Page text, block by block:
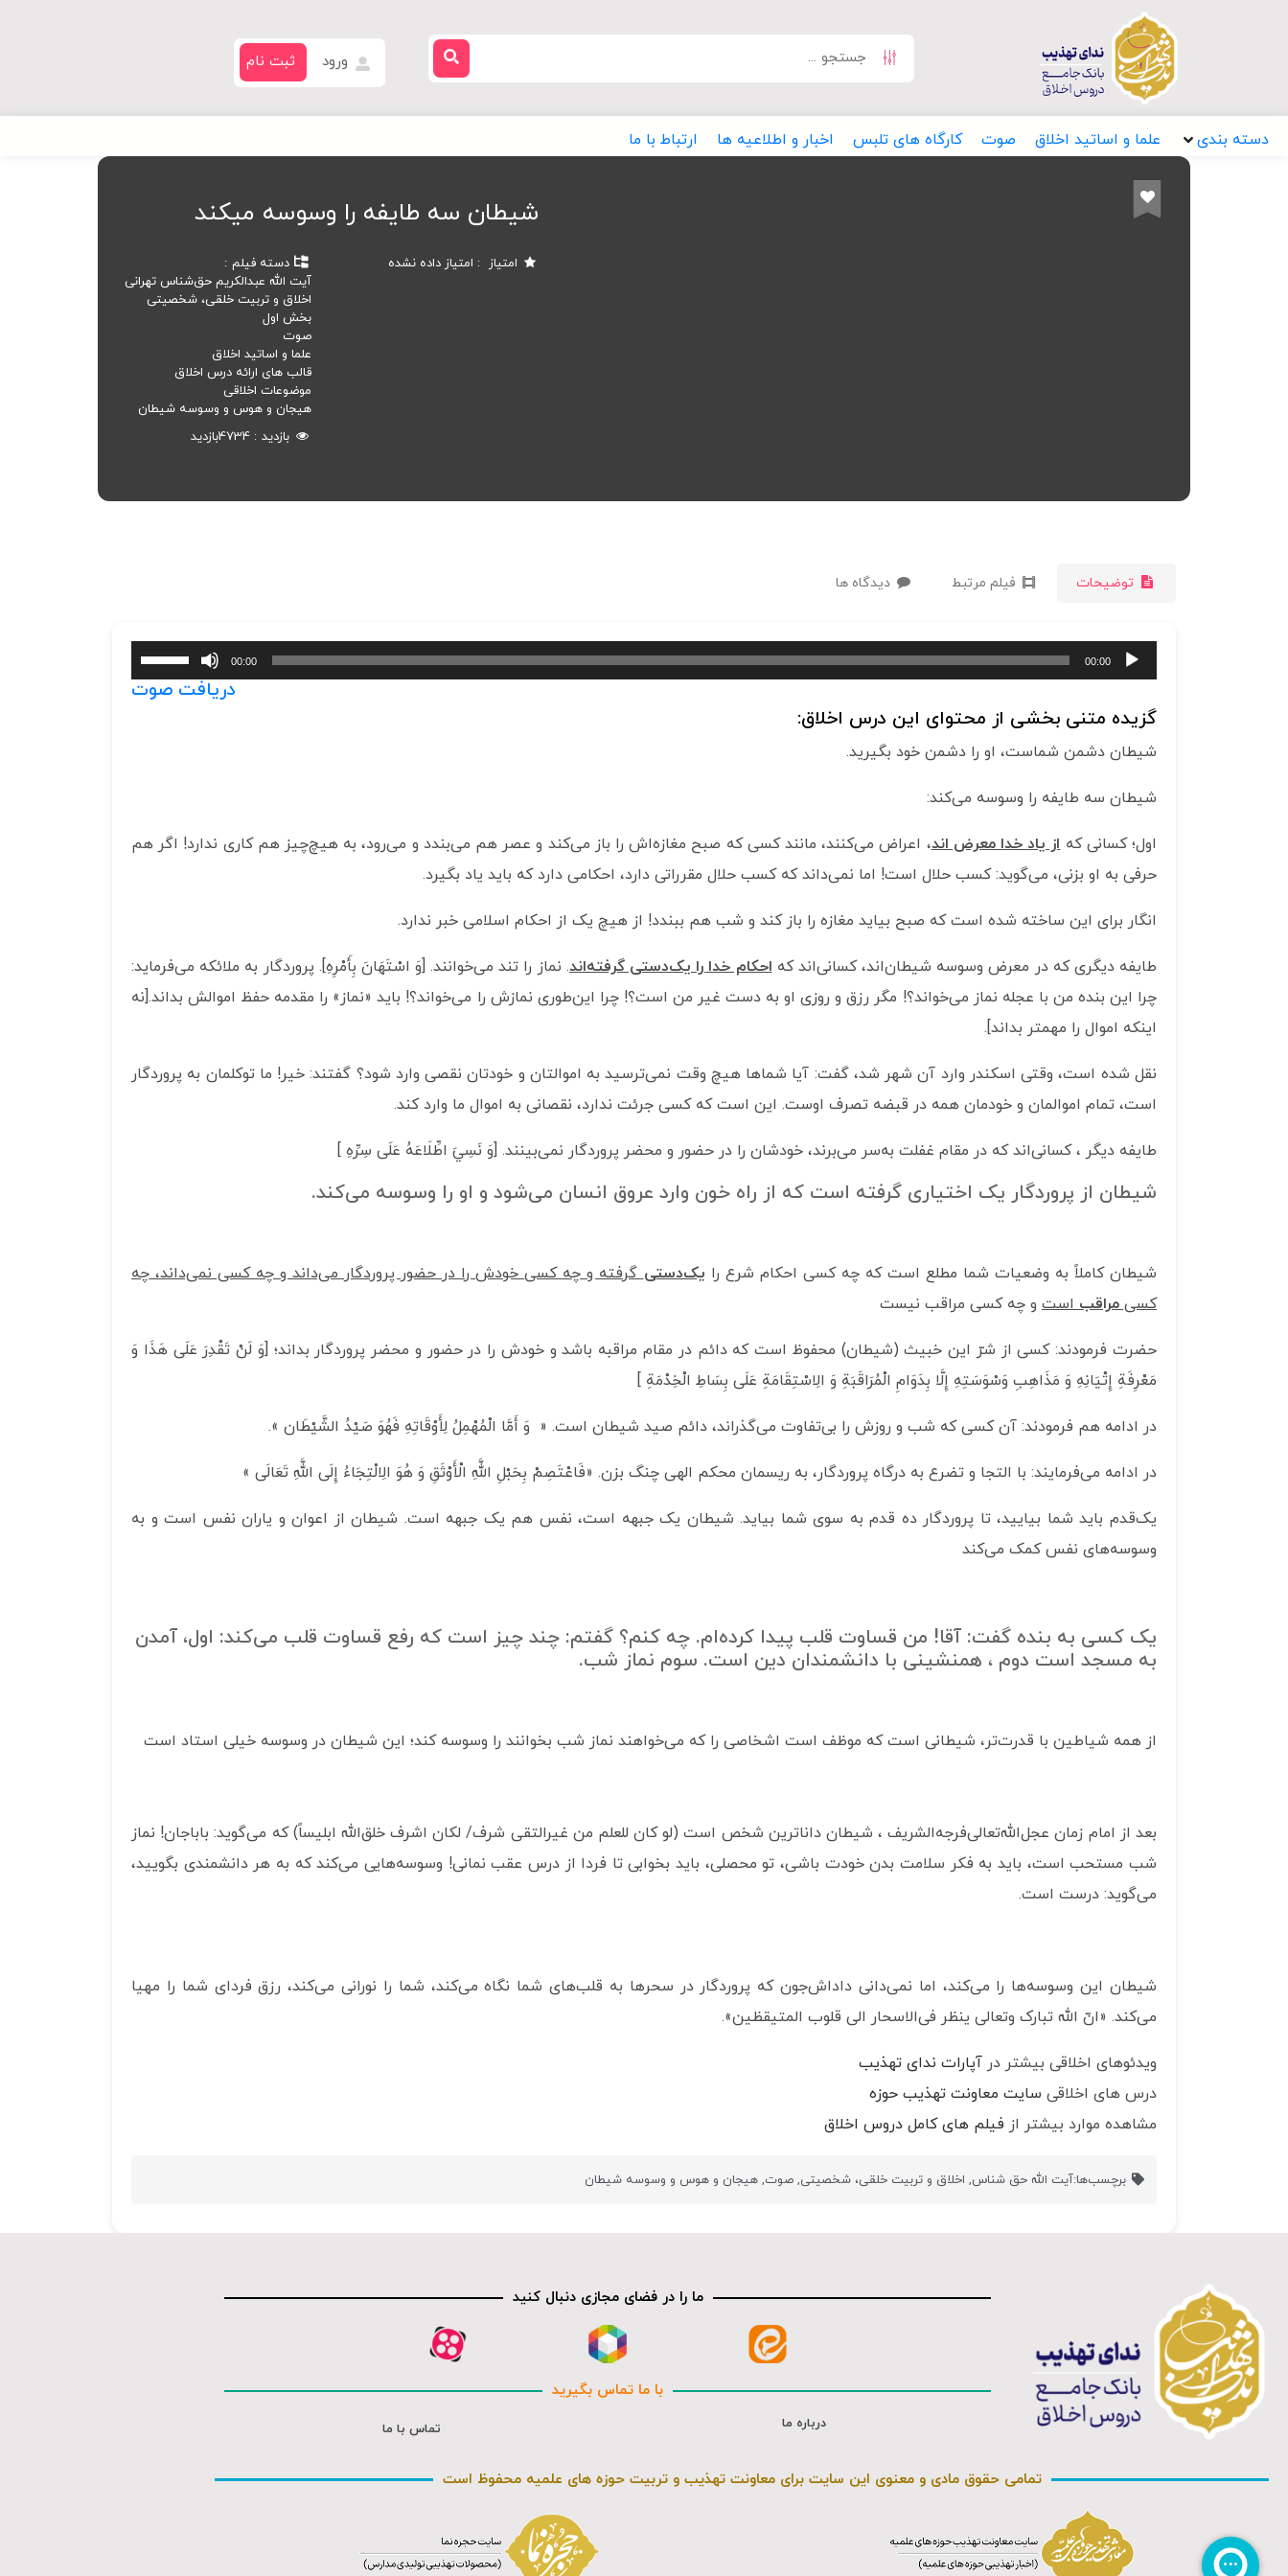
ورود ثبت نام
دسته بندی علما و اساتید اخلاق صوت کارگاه های تلبس اخبار و اطلاعیه ها ارتباط با ما
شیطان سه طایفه را وسوسه میکند
امتیاز امتیاز داده نشده
دسته فیلم
آیت الله عبدالکریم حق‌شناس تهرانی
اخلاق و تربیت خلقی، شخصیتی
بخش اول
صوت
علما و اساتید اخلاق
قالب های ارائه درس اخلاق
موضوعات اخلاقی
هیجان و هوس و وسوسه شیطان
بازدید
4734بازدید
توضیحات فیلم مرتبط دیدگاه ها
پخش‌کننده
صوت
00:00
00:00
یا
پایین
دریافت صوت
گزیده متنی بخشی از محتوای این درس اخلاق:
شیطان دشمن شماست، او را دشمن خود بگیرید.
شیطان سه طایفه را وسوسه می‌کند:
اول؛ کسانی کهاز یاد خدا معرض اند، اعراض می‌کنند، مانند کسی که صبح مغازه‌اش را باز می‌کند و عصر هم می‌بندد و می‌رود، به هیچ‌‌چیز هم کاری ندارد! اگر هم
حرفی به او بزنی، می‌گوید: کسب حلال است! اما نمی‌داند که کسب حلال مقرراتی دارد، احکامی دارد که باید یاد بگیرد.
انگار برای این ساخته شده است که صبح بیاید مغازه را باز کند و شب هم ببندد! از هیچ یک از احکام اسلامی خبر ندارد.
طایفه دیگری که در معرض وسوسه شیطان‌اند، کسانی‌اند کهاحکام خدا را یک‌دستی گرفته‌اند. نماز را تند می‌خوانند. [وَ اسْتَهَانَ بِأَمْرِهِ]. پروردگار به ملائکه می‌فرماید:
چرا این بنده من با عجله نماز می‌خواند؟! مگر رزق و روزی او به دست غیر من است؟! چرا این‌طوری نمازش را می‌خواند؟! باید «نماز» را مقدمه حفظ اموالش بداند.[نه
اینکه اموال را مهمتر بداند].
نقل شده است، وقتی اسکندر وارد آن شهر شد، گفت: آیا شماها هیچ وقت نمی‌ترسید به اموالتان و خودتان نقصی وارد شود؟ گفتند: خیر! ما توکلمان به پروردگار
است، تمام اموالمان و خودمان همه در قبضه تصرف اوست. این است که کسی جرئت ندارد، نقصانی به اموال ما وارد کند.
طایفه دیگر ، کسانی‌اند که در مقام غفلت به‌سر می‌برند، خودشان را در حضور و محضر پروردگار نمی‌بینند. [وَ نَسِيَ اطِّلَاعَهُ عَلَى سِرِّهِ ]
شیطان از پروردگار یک اختیاری گرفته است که از راه خون وارد عروق انسان می‌شود و او را وسوسه می‌کند.
شیطان کاملاً به وضعیات شما مطلع است که چه کسی احکام شرع را یک‌دستیگرفته و چه کسی خودش را در حضور پروردگار می‌داند و چه کسی نمی‌داند، چه
کسیمراقباست و چه کسی مراقب نیست
حضرت فرمودند: کسی از شرّ این خبیث (شیطان) محفوظ است که دائم در مقام مراقبه باشد و خودش را در حضور و محضر پروردگار بداند؛ [وَ لَنْ تَقْدِرَ عَلَى هَذَا وَ
مَعْرِفَةِ إِتْيَانِهِ وَ مَذَاهِبِ وَسْوَسَتِهِ إِلَّا بِدَوَامِ الْمُرَاقَبَةِ وَ الِاسْتِقَامَةِ عَلَى بِسَاطِ الْخِدْمَةِ ]
در ادامه هم فرمودند: آن کسی که شب و روزش را بی‌تفاوت می‌گذراند، دائم صید شیطان است. « وَ أَمَّا الْمُهْمِلُ‏ لِأَوْقَاتِهِ‏ فَهُوَ صَيْدُ الشَّيْطَان‏ ».
در ادامه می‌فرمایند: با التجا و تضرع به درگاه پروردگار، به ریسمان محکم الهی چنگ بزن. «فَاعْتَصِمْ بِحَبْلِ اللَّهِ الْأَوْثَقِ وَ هُوَ الِالْتِجَاءُ إِلَى اللَّهِ تَعَالَى‏ »
یک‌قدم باید شما بیایید، تا پروردگار ده قدم به سوی شما بیاید. شیطان یک جبهه است، نفس هم یک جبهه است. شیطان از اعوان و یاران نفس است و به
وسوسه‌های نفس کمک می‌کند
یک کسی به بنده گفت: آقا! من قساوت قلب پیدا کرده‌ام. چه کنم؟ گفتم: چند چیز است که رفع قساوت قلب می‌کند: اول، آمدن
به مسجد است دوم ، همنشینی با دانشمندان دین است. سوم نماز شب.
از همه شیاطین با قدرت‌تر، شیطانی است که موظف است اشخاصی را که می‌خواهند نماز شب بخوانند را وسوسه کند؛ این شیطان در وسوسه خیلی استاد است
بعد از امام زمان عجل‌الله‌تعالی‌فرجه‌الشریف ، شیطان داناترین شخص است (لو کان للعلم من غیرالتقی شرف/ لکان اشرف خلق‌الله ابلیساً) که می‌گوید: باباجان! نماز
شب مستحب است، باید به فکر سلامت بدن خودت باشی، تو محصلی، باید بخوابی تا فردا از درس عقب نمانی! وسوسه‌هایی می‌کند که به هر دانشمندی بگویید،
می‌گوید: درست است.
شیطان این وسوسه‌ها را می‌کند، اما نمی‌دانی داداش‌جون که پروردگار در سحرها به قلب‌های شما نگاه می‌کند، شما را نورانی می‌کند، رزق فردای شما را مهیا
می‌کند. «انّ ‌الله تبارک وتعالی ینظر فی‌الاسحار الی قلوب المتیقظین».
ویدئوهای اخلاقی بیشتر در آپارات ندای تهذیب
درس های اخلاقی سایت معاونت تهذیب حوزه
مشاهده موارد بیشتر از فیلم های کامل دروس اخلاق
برچسب‌ها:آیت الله حق شناس, اخلاق و تربیت خلقی، شخصیتی,صوت,هیجان و هوس و وسوسه شیطان
ما را در فضای مجازی دنبال کنید
با ما تماس بگیرید
درباره ما تماس با ما
تمامی حقوق مادی و معنوی این سایت برای معاونت تهذیب و تربیت حوزه های علمیه محفوظ است